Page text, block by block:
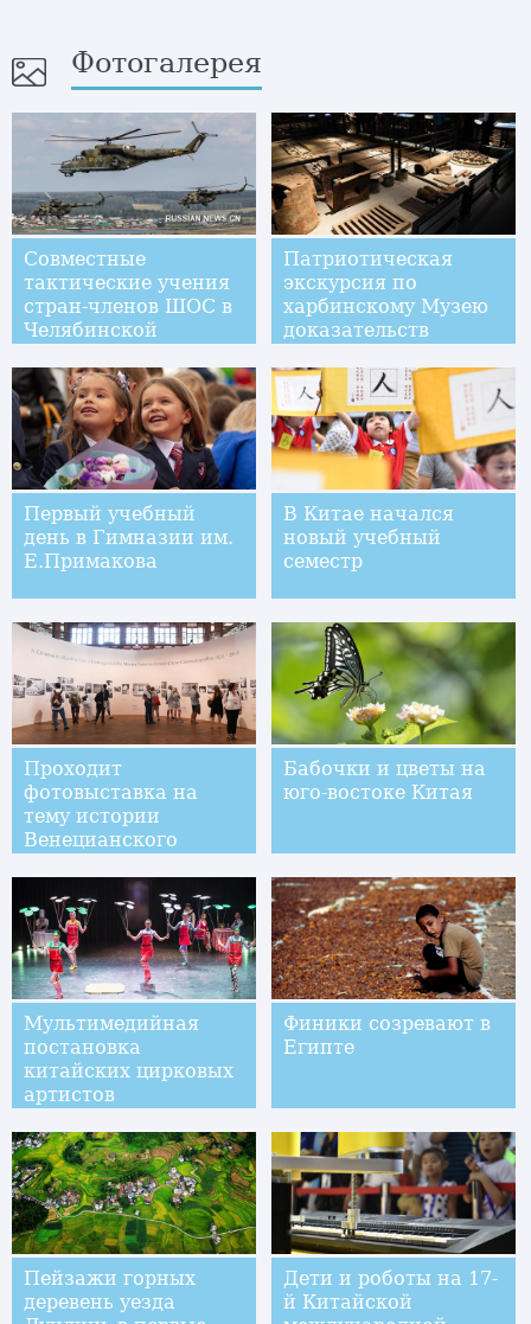
Фотогалерея
Совместные
тактические учения
стран-членов ШОС в
Челябинской
Патриотическая
экскурсия по
харбинскому Музею
доказательств
отряда Квантунской
армии
Первый учебный
день в Гимназии им.
Е.Примакова
В Китае начался
новый учебный
семестр
Проходит
фотовыставка на
тему истории
Венецианского
Бабочки и цветы на
юго-востоке Китая
Мультимедийная
постановка
китайских цирковых
артистов
Швейцарии
Финики созревают в
Египте
Пейзажи горных
деревень уезда
Дети и роботы на 17-
й Китайской